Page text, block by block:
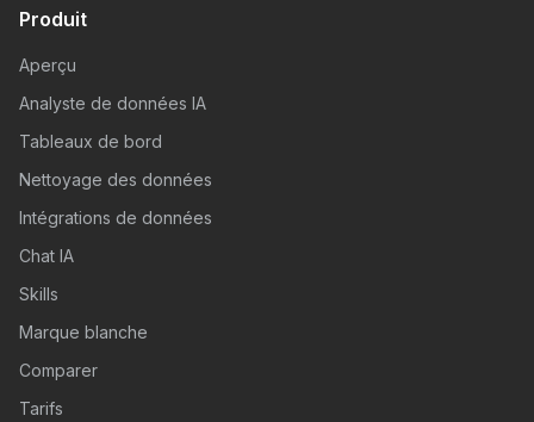
Produit
Aperçu
Analyste de données IA
Tableaux de bord
Nettoyage des données
Intégrations de données
Chat IA
Skills
Marque blanche
Comparer
Tarifs